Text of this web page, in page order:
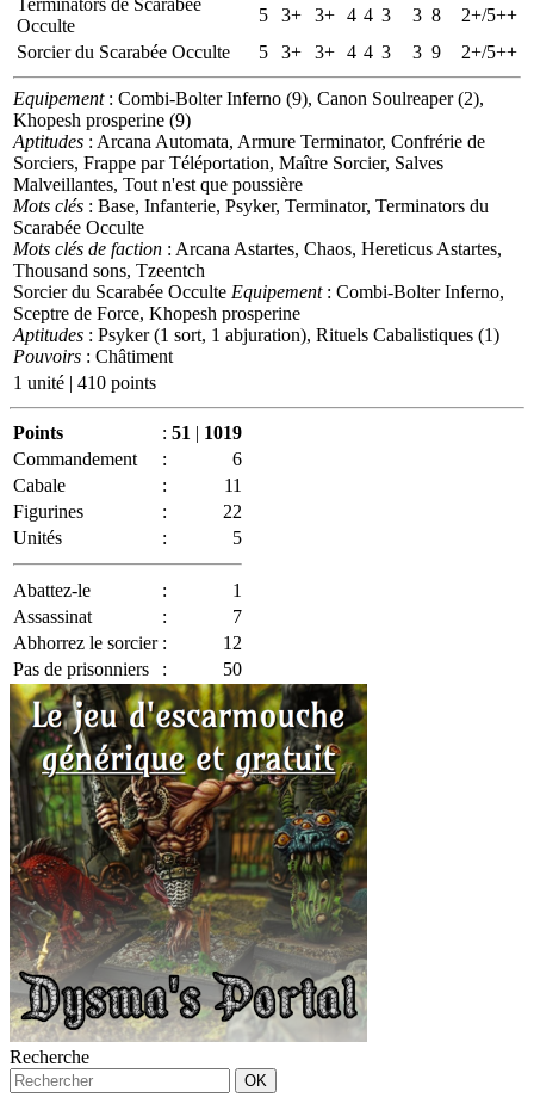
Occulte
5 3+ 3+ 4 4 3 3 8
2+/5++
Sorcier du Scarabée Occulte
5 3+ 3+ 4 4 3 3 9 2+/5++
Equipement: Combi-Bolter Inferno (9), Canon Soulreaper (2),
Khopesh prosperine (9)
Aptitudes : Arcana Automata, Armure Terminator, Confrérie de
Sorciers, Frappe par Téléportation, Maître Sorcier, Salves
Malveillantes, Tout n'est que poussière
Mots clés : Base, Infanterie, Psyker, Terminator, Terminators du
Scarabée Occulte
Mots clés de faction : Arcana Astartes, Chaos, Hereticus Astartes,
Thousand sons, Tzeentch
Sorcier du Scarabée Occulte Equipement: Combi-Bolter Inferno,
Sceptre de Force, Khopesh prosperine
Aptitudes : Psyker (1 sort, 1 abjuration), Rituels Cabalistiques (1)
Pouvoirs : Châtiment
1 unité | 410 points
Points : 51 | 1019
Commandement
:
6
Cabale
:
11
Figurines
:
22
Unités
: 5
Abattez-le :
1
Assassinat
:
7
Abhorrez le sorcier :
12
Pas de prisonniers
: 50
Recherche